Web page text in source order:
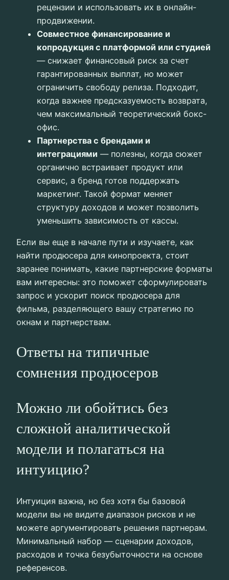
рецензии и использовать их в онлайн-
продвижении.
Совместное финансирование и
копродукция с платформой или студией
— снижает финансовый риск за счет
гарантированных выплат, но может
ограничить свободу релиза. Подходит,
когда важнее предсказуемость возврата,
чем максимальный теоретический бокс-
офис.
Партнерства с брендами и
интеграциями — полезны, когда сюжет
органично встраивает продукт или
сервис, а бренд готов поддержать
маркетинг. Такой формат меняет
структуру доходов и может позволить
уменьшить зависимость от кассы.
Если вы еще в начале пути и изучаете, как
найти продюсера для кинопроекта, стоит
заранее понимать, какие партнерские форматы
вам интересны: это поможет сформулировать
запрос и ускорит поиск продюсера для
фильма, разделяющего вашу стратегию по
окнам и партнерствам.
Ответы на типичные
сомнения продюсеров
Можно ли обойтись без
сложной аналитической
модели и полагаться на
интуицию?
Интуиция важна, но без хотя бы базовой
модели вы не видите диапазон рисков и не
можете аргументировать решения партнерам.
Минимальный набор — сценарии доходов,
расходов и точка безубыточности на основе
референсов.